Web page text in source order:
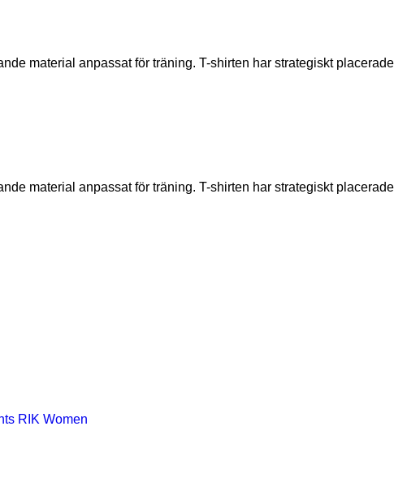
material anpassat för träning. T-shirten har strategiskt
material anpassat för träning. T-shirten har strategiskt